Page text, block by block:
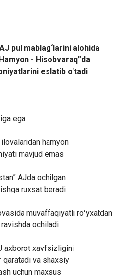
pul mablag‘larini alohida
Hamyon - Hisobvaraq”da
eslatib o‘tadi
ega
n hamyon
mavjud emas
AJda ochilgan
ruxsat beradi
muvaffaqiyatli roʻyxatdan
ravishda ochiladi
axborot xavfsizligini
qaratadi va shaxsiy
uchun maxsus